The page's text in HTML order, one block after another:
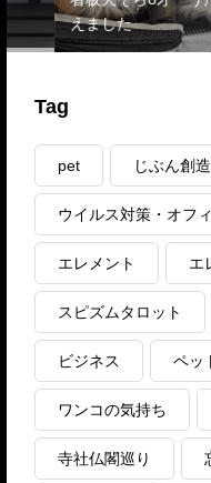
えました
Tag
pet じぶん創
ウイルス対策・オフ
エレメント エ
スピズムタロット
ビジネス ペッ
ワンコの気持ち
寺社仏閣巡り